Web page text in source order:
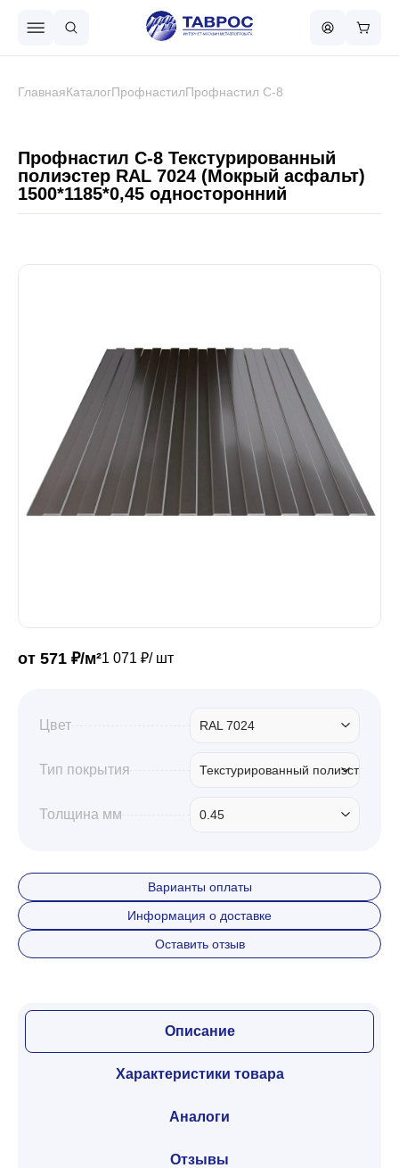
Металлочерепица
Сваи винтовые
Забор
Кровля
Профили для гипсокартона
ГлавнаяКаталогПрофнастилПрофнастил С-8
Профнастил С-8 Текстурированный
полиэстер RAL 7024 (Мокрый асфальт)
1500*1185*0,45 односторонний
от 571 ₽/м²1 071 ₽/ шт
Цвет RAL 7024
Тип покрытия Текстурированный полиэстер
Толщина мм 0.45
Варианты оплаты
Информация о доставке
Оставить отзыв
Описание
Характеристики товара
Аналоги
Отзывы